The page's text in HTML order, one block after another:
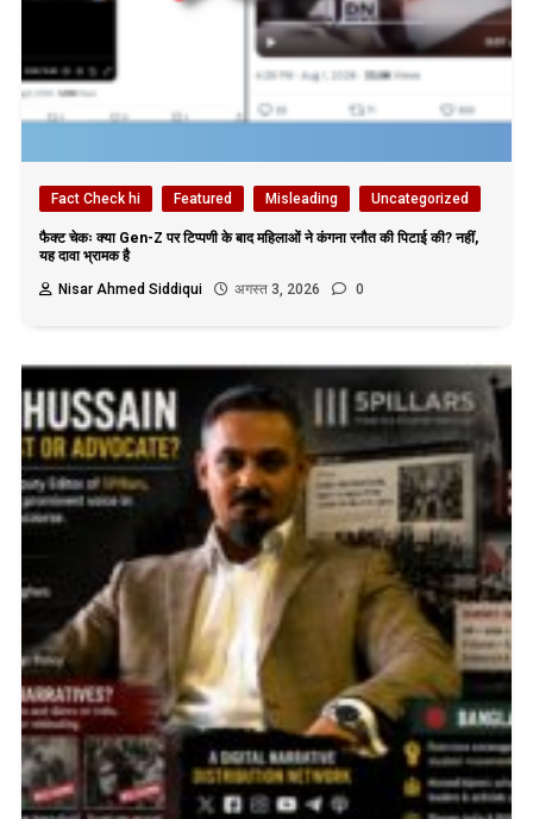
Fact Check hi Featured Misleading Uncategorized
फैक्ट चेकः क्या Gen-Z पर टिप्पणी के बाद महिलाओं ने कंगना रनौत की पिटाई की? नहीं,
यह दावा भ्रामक है
Nisar Ahmed Siddiqui
अगस्त 3, 2026 0